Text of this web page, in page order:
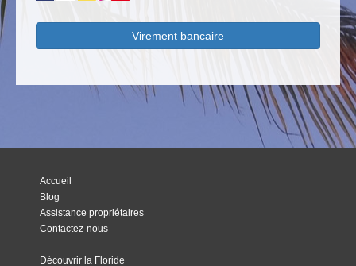
Virement bancaire
Accueil
Blog
Assistance propriétaires
Contactez-nous
Découvrir la Floride